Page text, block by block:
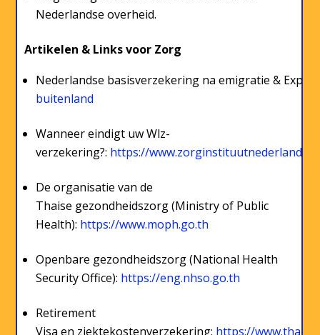
Nederlandse overheid.
Artikelen & Links voor Zorg
Nederlandse basisverzekering na emigratie &
buitenland
Wanneer eindigt uw Wlz-
verzekering?: https://
De organisatie van de
Thaise gezondheidszorg (Ministry of Public
Health): https://www.moph.go.th
Openbare gezondheidszorg (National Health
Security Office): https://eng.nhso.go.th
Retirement
Visa en ziektekostenverzekering: https://